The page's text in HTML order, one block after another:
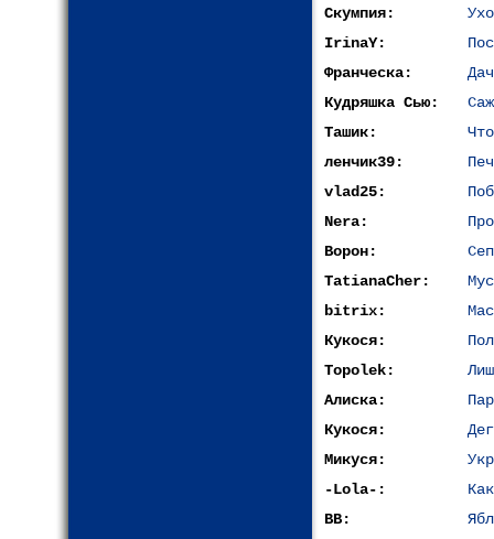
Скумпия:
IrinaY:
Франческа:
Кудряшка Сью:
Ташик:
ленчик39:
vlad25:
Nera:
Ворон:
TatianaCher:
bitrix:
Кукося:
Topolek:
Алиска:
Кукося:
Микуся:
-Lola-:
ВВ: